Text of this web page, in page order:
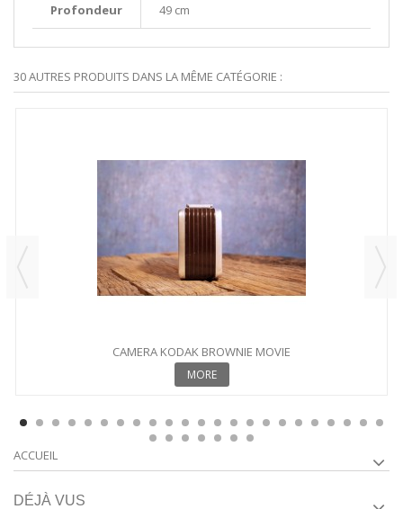
Profondeur 49 cm
30 AUTRES PRODUITS DANS LA MÊME CATÉGORIE :
CAMERA KODAK BROWNIE MOVIE
MORE
ACCUEIL
DÉJÀ VUS